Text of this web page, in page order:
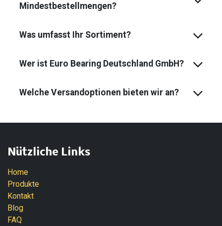
Mindest­bestell­mengen?
Was umfasst Ihr Sortiment?
Wer ist Euro Bearing Deutschland GmbH?
Welche Versandoptionen bieten wir an?
Nützliche Links
Home
Produkte
Kontakt
Blog
FAQ